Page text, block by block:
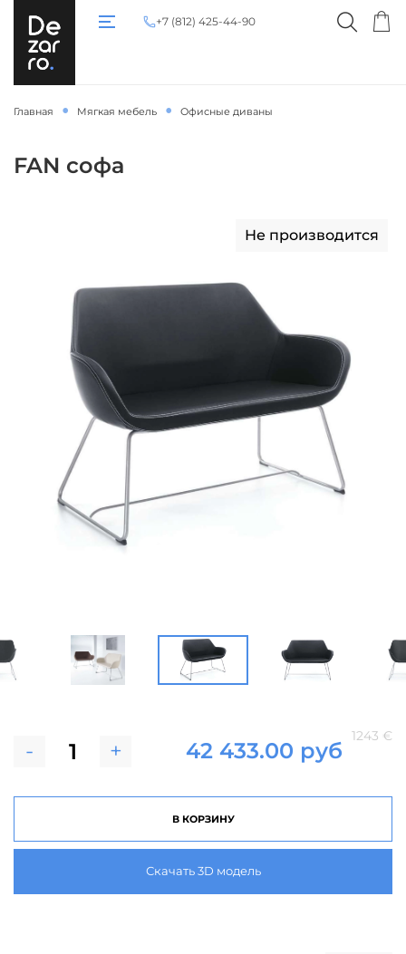
+7 (812) 425-44-90
Главная Мягкая мебель Офисные диваны
FAN софа
Не производится
- + 42 433.00 руб
1243 €
В КОРЗИНУ
Скачать 3D модель